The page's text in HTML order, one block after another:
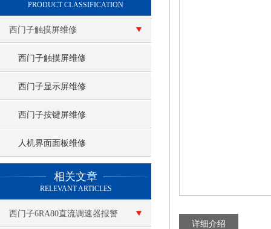
PRODUCT CLASSIFICATION
西门子触摸屏维修
西门子触摸屏维修
西门子显示屏维修
西门子按键屏维修
人机界面面板维修
相关文章
RELEVANT ARTICLES
西门子6RA80直流调速器报警
详细介绍